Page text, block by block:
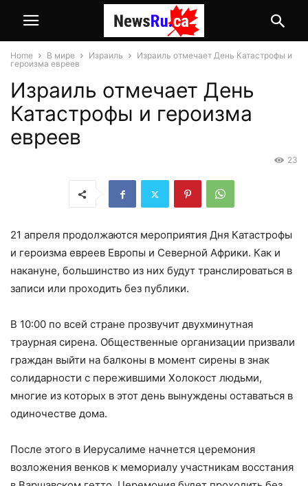
Home В мире Израиль
Израиль отмечает День Катастрофы и
героизма евреев
Израиль отмечает День
Катастрофы и героизма
евреев
23
21 апреля продолжаются мероприятия Дня Катастрофы
и героизма евреев Европы и Северной Африки. Как и
накануне, большинство из них будут транслироваться в
записи или проходить без публики.
В 10:00 по всей стране прозвучит двухминутная
траурная сирена. Общественные организации призвали
граждан выйти на балконы в момент сирены в знак
солидарности с пережившими Холокост людьми,
многие из которых в этот день вынуждены оставаться в
одиночестве дома.
После этого в Иерусалиме начнется церемония
возложения венков к мемориалу участникам восстания